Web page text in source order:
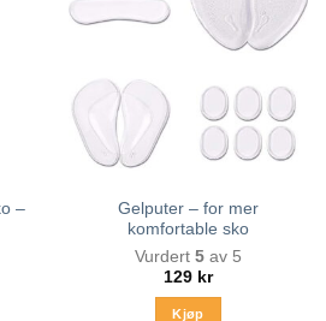
–
Gelputer – for mer
komfortable sko
Vurdert 5 av 5
129 kr
Kjøp